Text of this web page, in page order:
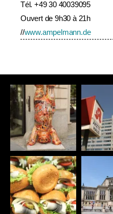
Tél. +49 30 40039095
Ouvert de 9h30 à 21h
//www.ampelmann.de